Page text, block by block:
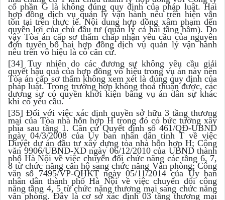
cổ phần G là không đúng quy định của pháp luật. Hai
hợp đồng dịch vụ quản lý vận hành nêu trên hiện vẫn
tồn tại trên thực tế. Nội dung hợp đồng xâm phạm đến
quyền lợi của chủ đầu tư (quản lý cả hai tầng hầm). Do
vậy Tòa án cấp sơ thẩm chấp nhận yêu cầu của nguyên
đơn tuyên bố hai hợp đồng dịch vụ quản lý vận hành
nêu trên vô hiệu là có căn cứ.
[34] Tuy nhiên do các đương sự không yêu cầu giải
quyết hậu quả của hợp đồng vô hiệu trong vụ án này nên
Tòa án cấp sơ thẩm không xem xét là đúng quy định của
pháp luật. Trong trường hợp không thoả thuận được, các
đương sự có quyền khởi kiện bằng vụ án dân sự khác
khi có yêu cầu.
[35] Đối với việc xác định quyền sở hữu 3 tầng thương
mại của Tòa nhà hỗn hợp H trong đó có bức tường xây
phía sau tầng 1. Căn cứ Quyết định số 461/QĐ-UBND
ngày 04/3/2008 của Ủy ban nhân dân tỉnh T về việc
Duyệt dự án đầu tư xây dựng tòa nhà hỗn hợp H; Công
văn 9906/UBND-XD ngày 06/12/2010 của UBND thành
phố Hà Nội về việc chuyển đổi chức năng các tầng 6, 7,
8 từ chức năng căn hộ sang chức năng Văn phòng; Công
văn số 7495/VP-QHKT ngày 05/11/2014 của Ủy ban
nhân dân thành phố Hà Nội về việc chuyển đổi công
năng tầng 4, 5 từ chức năng thương mại sang chức năng
văn phòng. Đây là cơ sở xác định 03 tầng thương mại